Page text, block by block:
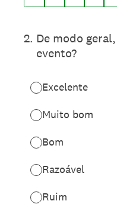
2. De modo
evento?
Excelente
Muito bom
Bom
Razoável
Ruim